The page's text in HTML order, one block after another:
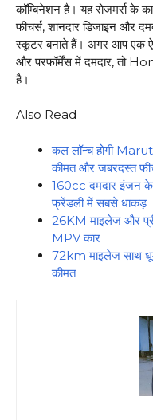
कॉम्बिनेशन है। यह रोजमर्रा के
फीचर्स, शानदार डिजाइन और
स्कूटर बनाते हैं। अगर आप एक
और परफॉर्मेंस में दमदार, तो
है।
Also Read
कल लॉन्च होगी
कीमत और जबरदस्त
160cc दमदार इंजन
फ्रेंडली में सबसे धाकड़
26KM माइलेज और
MPV कार
72km माइलेज साथ
कीमत